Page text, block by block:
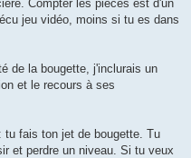
Compter les pièces est d'un
jeu vidéo, moins si tu es dans
de la bougette, j'inclurais un
et le recours à ses
fais ton jet de bougette. Tu
et perdre un niveau. Si tu veux